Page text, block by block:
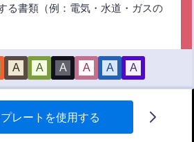
レートを使用する